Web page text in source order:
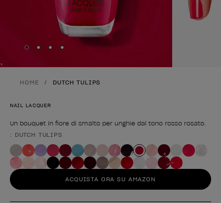
Skip to slide
Skip to slide
Skip to slide
Skip to slide
HOME DUTCH TULIPS
NAIL LACQUER
Un bouquet in fiore di smalto per unghie dal tono rosso rosato.
Forma del prodotto
: DUTCH TULIPS
ACQUISTA ORA SU AMAZON